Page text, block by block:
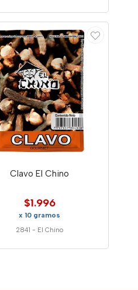
Clavo El Chino
$1.996
x 10 gramos
2841 - El Chino